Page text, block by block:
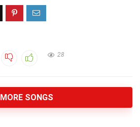
28
MORE SONGS